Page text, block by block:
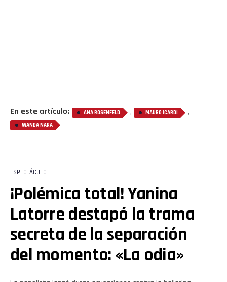
En este artículo: ANA ROSENFELD , MAURO ICARDI ,
WANDA NARA
ESPECTÁCULO
¡Polémica total! Yanina
Latorre destapó la trama
secreta de la separación
del momento: «La odia»